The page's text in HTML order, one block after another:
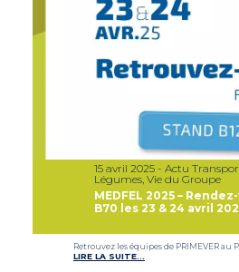
15 avril 2025 - Actu
Légumes, Vie du Groupe
MEDFEL 2025 –
B70 les 23 & 24 avril
Retrouvez les équipes de PRIMEVER au
LIRE LA SUITE…